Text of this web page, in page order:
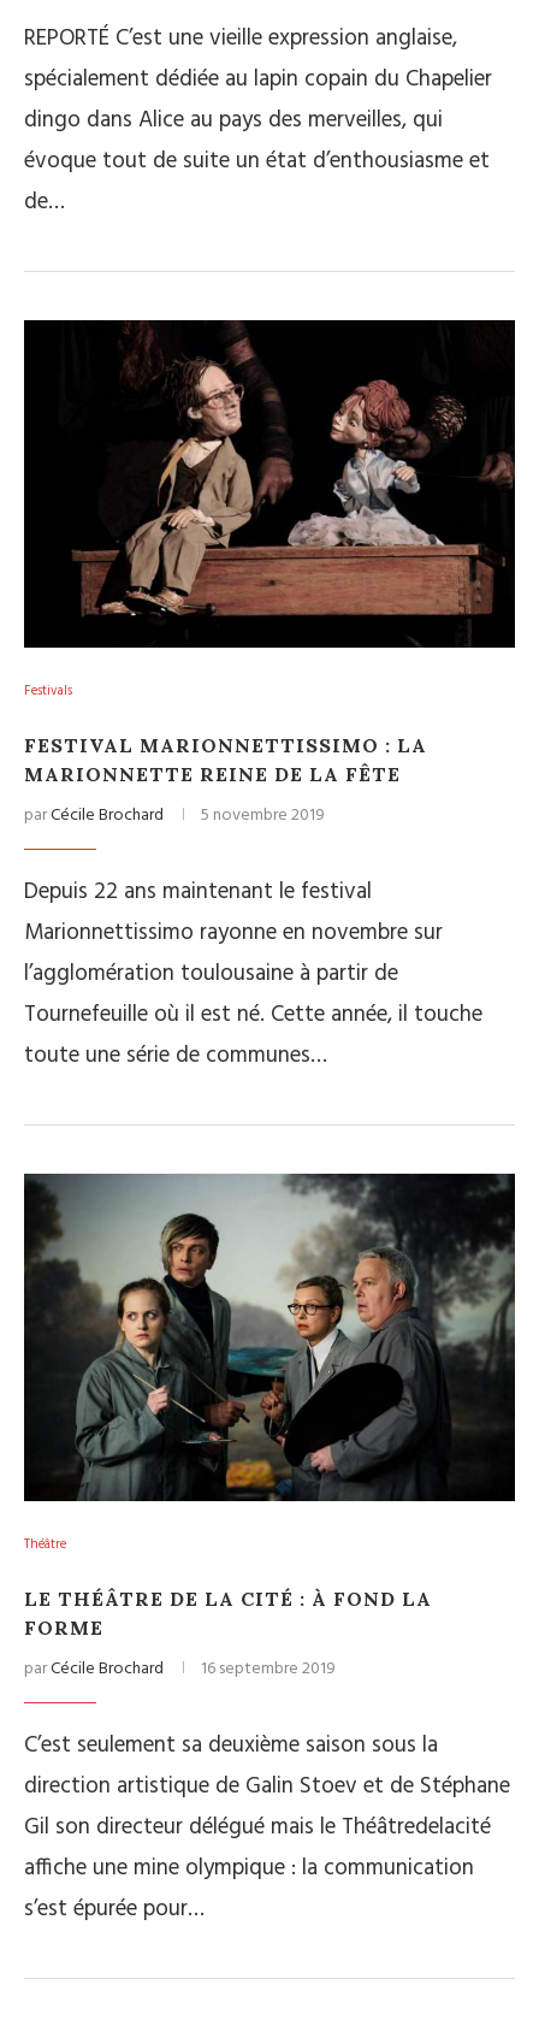
REPORTÉ C’est une vieille expression anglaise,
spécialement dédiée au lapin copain du Chapelier
dingo dans Alice au pays des merveilles, qui
évoque tout de suite un état d’enthousiasme et
de…
Festivals
FESTIVAL MARIONNETTISSIMO : LA
MARIONNETTE REINE DE LA FÊTE
parCécile Brochard 5 novembre 2019
Depuis 22 ans maintenant le festival
Marionnettissimo rayonne en novembre sur
l’agglomération toulousaine à partir de
Tournefeuille où il est né. Cette année, il touche
toute une série de communes…
Théâtre
LE THÉÂTRE DE LA CITÉ : À FOND LA
FORME
parCécile Brochard 16 septembre 2019
C’est seulement sa deuxième saison sous la
direction artistique de Galin Stoev et de Stéphane
Gil son directeur délégué mais le Théâtredelacité
affiche une mine olympique : la communication
s’est épurée pour…